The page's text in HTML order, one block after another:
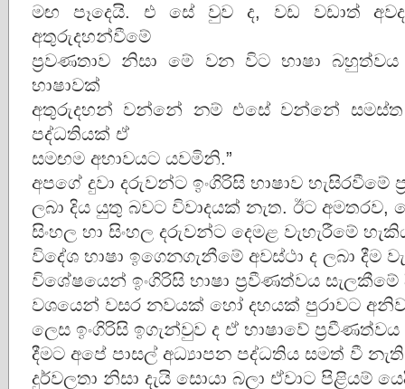
මඟ පෑදෙයි. එ සේ වුව ද, වඩ වඩාත්
අතුරුදහන්වීමේ
ප්‍රවණතාව නිසා මේ වන විට භාෂා
භාෂාවක්
අතුරුදහන් වන්නේ නම් එසේ වන්නේ සමස්ත
පද්ධතියක් ඒ
සමඟම අභාවයට යවමිනි.”
අපගේ දුවා දරුවන්ට ඉංගිරිසි භාෂාව හැසිරවීමේ
ලබා දිය යුතු බවට විවාදයක් නැත. ඊට අමතරව,
සිංහල හා සිංහල දරුවන්ට දෙමළ වැහැරීමේ
විදේශ භාෂා ඉගෙනගැනීමේ අවස්ථා ද ලබා දීම
විශේෂයෙන් ඉංගිරිසි භාෂා ප්‍රවීණත්වය සැලකීමේ
වශයෙන් වසර නවයක් හෝ දහයක් පුරාවට
ලෙස ඉංගිරිසි ඉගැන්වුව ද ඒ භාෂාවේ
දීමට අපේ පාසල් අධ්‍යාපන පද්ධතිය සමත් වී
දුර්වලතා නිසා දැයි සොයා බලා ඒවාට පිළියම්